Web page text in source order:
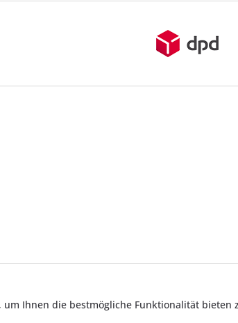
um Ihnen die bestmögliche Funktionalität bieten